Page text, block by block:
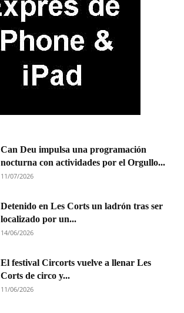
Can Deu impulsa una programación
nocturna con actividades por el Orgullo...
11/07/2026
Detenido en Les Corts un ladrón tras ser
localizado por un...
14/06/2026
El festival Circorts vuelve a llenar Les
Corts de circo y...
11/06/2026